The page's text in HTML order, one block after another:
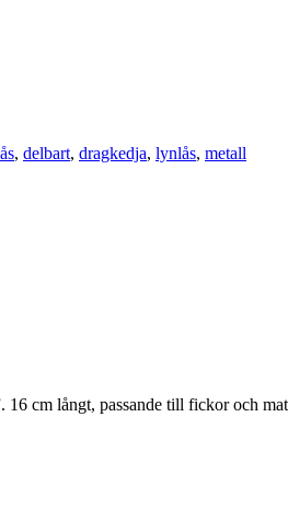
, delbart, dragkedja, lynlås, metall
cm långt, passande till fickor och